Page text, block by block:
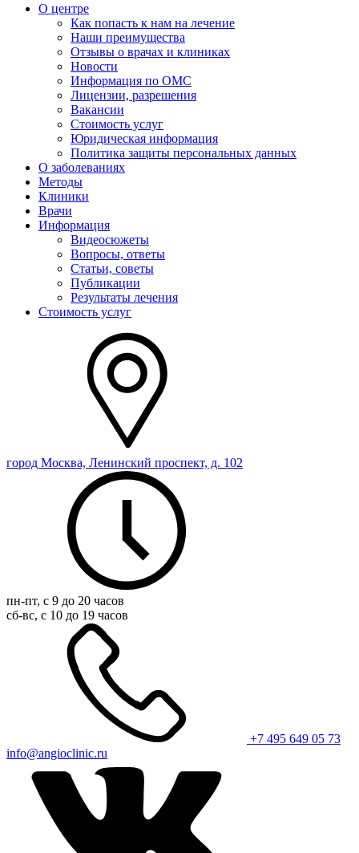
О центре
Как попасть к нам на лечение
Наши преимущества
Отзывы о врачах и клиниках
Новости
Информация по ОМС
Лицензии, разрешения
Вакансии
Стоимость услуг
Юридическая информация
Политика защиты персональных данных
О заболеваниях
Методы
Клиники
Врачи
Информация
Видеосюжеты
Вопросы, ответы
Статьи, советы
Публикации
Результаты лечения
Стоимость услуг
город Москва, Ленинский проспект, д. 102
пн-пт, с 9 до 20 часов
сб-вс, с 10 до 19 часов
+7 495 649 05 73
info@angioclinic.ru